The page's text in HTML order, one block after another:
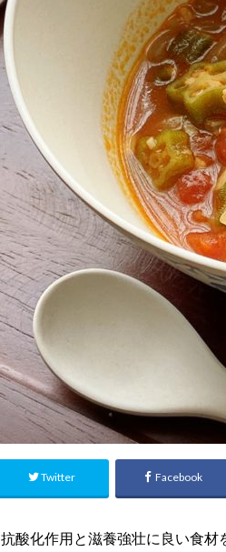
Twitter Facebook
抗酸化作用と滋養強壮に良い食材